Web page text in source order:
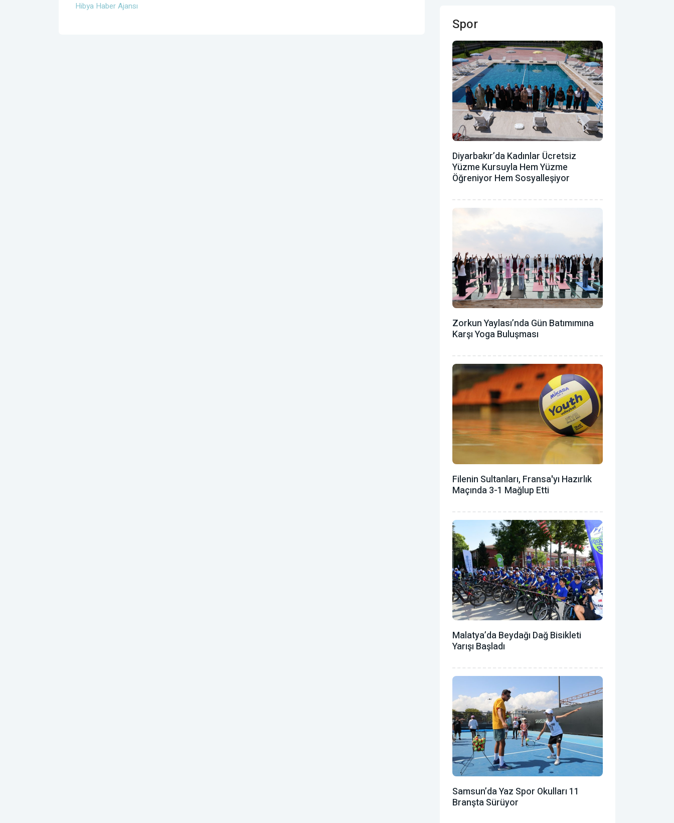
Hibya Haber Ajansı
Spor
Diyarbakır’da Kadınlar Ücretsiz
Yüzme Kursuyla Hem Yüzme
Öğreniyor Hem Sosyalleşiyor
Zorkun Yaylası’nda Gün Batımımına
Karşı Yoga Buluşması
Filenin Sultanları, Fransa'yı Hazırlık
Maçında 3-1 Mağlup Etti
Malatya’da Beydağı Dağ Bisikleti
Yarışı Başladı
Samsun’da Yaz Spor Okulları 11
Branşta Sürüyor